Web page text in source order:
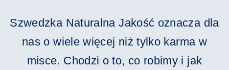
Szwedzka Naturalna Jakość oznacza dla
nas o wiele więcej niż tylko karma w
misce. Chodzi o to, co robimy i jak